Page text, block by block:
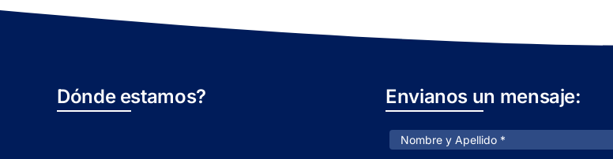
Dónde estamos? Envianos un mensaje: